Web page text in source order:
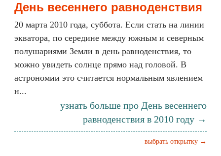
День весеннего равноденствия
20 марта 2010 года, суббота. Если стать на линии
экватора, по середине между южным и северным
полушариями Земли в день равноденствия, то
можно увидеть солнце прямо над головой. В
астрономии это считается нормальным явлением
н...
узнать больше про День весеннего
равноденствия в 2010 году →
выбрать открытку →